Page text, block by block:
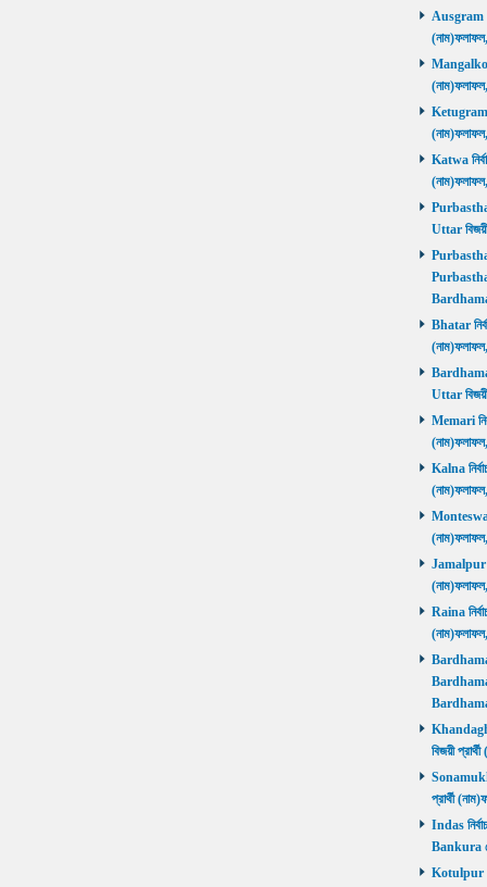
Ausgram
Mangalkot
Ketugram
Katwa
Uttar
Bhatar
Uttar
Memari
Kalna
Monteswar
Jamalpur
Raina
বিজয়ী
Sonamukhi
প্রার্থী
Indas
Bankura
Kotulpur